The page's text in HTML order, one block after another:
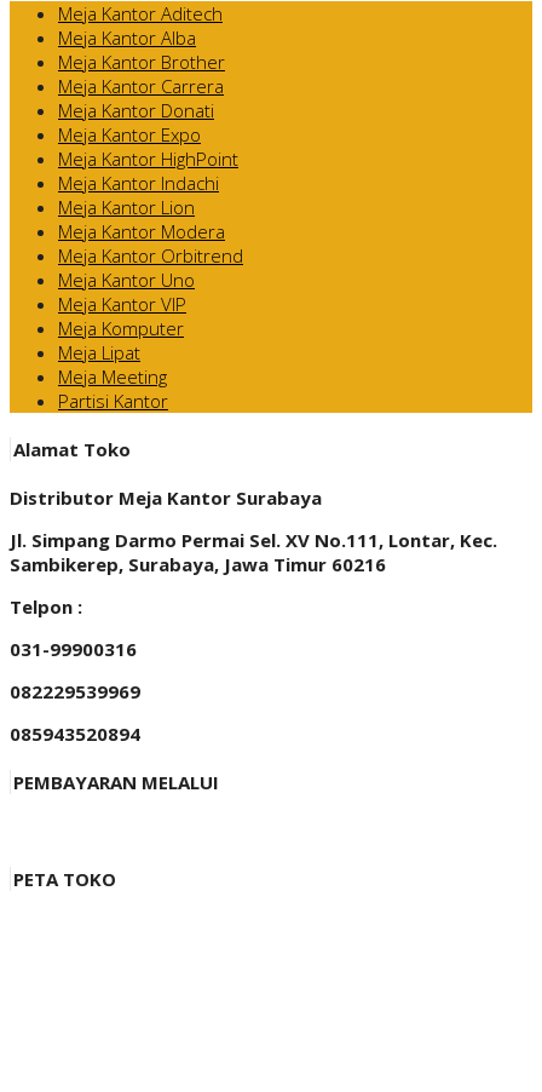
Meja Kantor Aditech
Meja Kantor Alba
Meja Kantor Brother
Meja Kantor Carrera
Meja Kantor Donati
Meja Kantor Expo
Meja Kantor HighPoint
Meja Kantor Indachi
Meja Kantor Lion
Meja Kantor Modera
Meja Kantor Orbitrend
Meja Kantor Uno
Meja Kantor VIP
Meja Komputer
Meja Lipat
Meja Meeting
Partisi Kantor
Alamat Toko
Distributor Meja Kantor Surabaya
Jl. Simpang Darmo Permai Sel. XV No.111, Lontar, Kec.
Sambikerep, Surabaya, Jawa Timur 60216
Telpon :
031-99900316
082229539969
085943520894
PEMBAYARAN MELALUI
PETA TOKO